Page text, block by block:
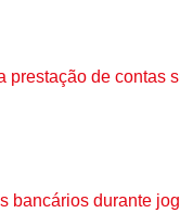
prestação de contas
bancários durante